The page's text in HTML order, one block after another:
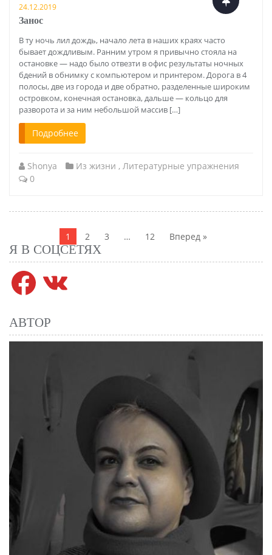
24.12.2019
Занос
В ту ночь лил дождь, начало лета в наших краях часто
бывает дождливым. Ранним утром я привычно стояла на
остановке — надо было отвезти в офис результаты ночных
бдений в обнимку с компьютером и принтером. Дорога в 4
полосы, две из города и две обратно, разделенные широким
островком, конечная остановка, дальше — кольцо для
разворота и за ним небольшой массив […]
Подробнее
Shonya Из жизни , Литературные упражнения
0
записям
1 2 3 … 12 Вперед »
Я В СОЦСЕТЯХ
Facebook
АВТОР